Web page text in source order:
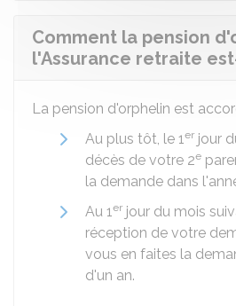
Comment la pension
l'Assurance retraite
La pension d'orphelin est
Au plus tôt, le 1er jour
décès de votre 2e
la demande dans
Au 1er jour du mois
réception de votre
vous en faites la
d'un an.